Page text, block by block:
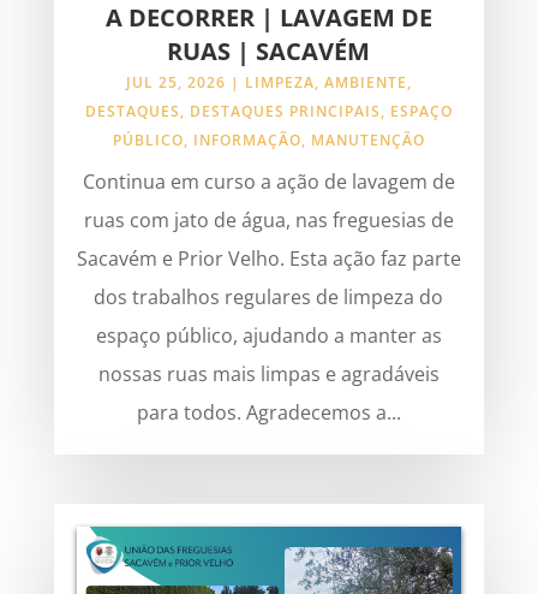
A DECORRER | LAVAGEM DE
RUAS | SACAVÉM
JUL 25, 2026 | LIMPEZA, AMBIENTE,
DESTAQUES, DESTAQUES PRINCIPAIS, ESPAÇO
PÚBLICO, INFORMAÇÃO, MANUTENÇÃO
Continua em curso a ação de lavagem de
ruas com jato de água, nas freguesias de
Sacavém e Prior Velho. Esta ação faz parte
dos trabalhos regulares de limpeza do
espaço público, ajudando a manter as
nossas ruas mais limpas e agradáveis
para todos. Agradecemos a...